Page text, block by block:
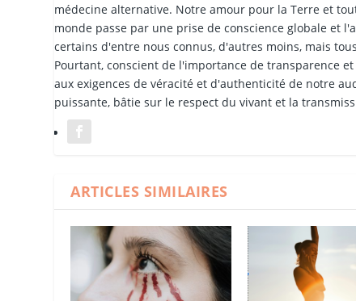
médecine alternative. Notre amour pour la Terre et
monde passe par une prise de conscience globale et
certains d'entre nous connus, d'autres moins, mais
Pourtant, conscient de l'importance de transparence
aux exigences de véracité et d'authenticité de notre
puissante, bâtie sur le respect du vivant et la
ARTICLES SIMILAIRES